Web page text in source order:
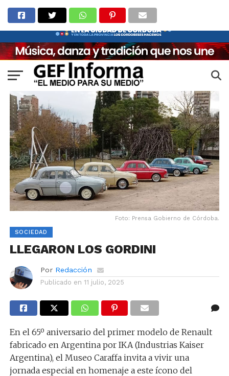
Foto: Prensa Gobierno de Córdoba.
SOCIEDAD
LLEGARON LOS GORDINI
Por Redacción
Publicado en 11 julio, 2025
En el 65º aniversario del primer modelo de Renault
fabricado en Argentina por IKA (Industrias Kaiser
Argentina), el Museo Caraffa invita a vivir una
jornada especial en homenaje a este ícono del